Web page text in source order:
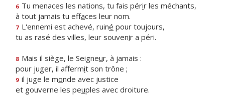
6 Tu menaces les nations, tu fais périr les méchants,
à tout jamais tu effaces leur nom.
7 L'ennemi est achevé, ruiné pour toujours,
tu as rasé des villes, leur souvenir a péri.
8 Mais il siège, le Seigneur, à jamais :
pour juger, il affermit son trône ;
9 il juge le monde avec justice
et gouverne les peuples avec droiture.